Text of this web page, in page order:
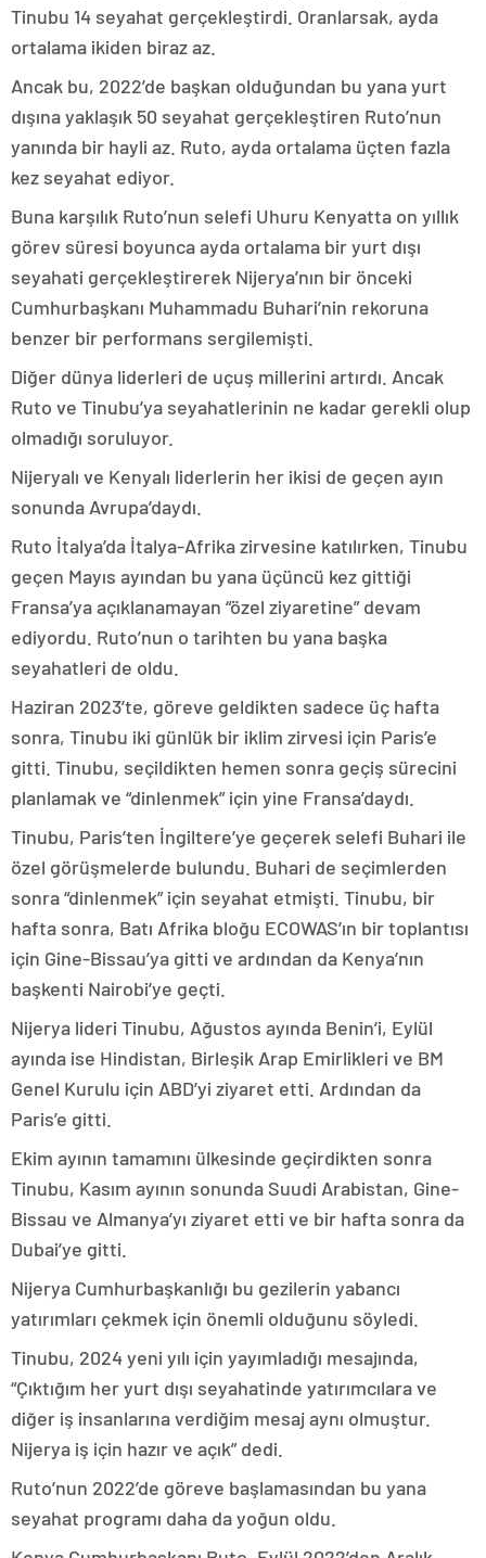
Tinubu 14 seyahat gerçekleştirdi. Oranlarsak, ayda
ortalama ikiden biraz az.
Ancak bu, 2022’de başkan olduğundan bu yana yurt
dışına yaklaşık 50 seyahat gerçekleştiren Ruto’nun
yanında bir hayli az. Ruto, ayda ortalama üçten fazla
kez seyahat ediyor.
Buna karşılık Ruto’nun selefi Uhuru Kenyatta on yıllık
görev süresi boyunca ayda ortalama bir yurt dışı
seyahati gerçekleştirerek Nijerya’nın bir önceki
Cumhurbaşkanı Muhammadu Buhari’nin rekoruna
benzer bir performans sergilemişti.
Diğer dünya liderleri de uçuş millerini artırdı. Ancak
Ruto ve Tinubu’ya seyahatlerinin ne kadar gerekli olup
olmadığı soruluyor.
Nijeryalı ve Kenyalı liderlerin her ikisi de geçen ayın
sonunda Avrupa’daydı.
Ruto İtalya’da İtalya-Afrika zirvesine katılırken, Tinubu
geçen Mayıs ayından bu yana üçüncü kez gittiği
Fransa’ya açıklanamayan “özel ziyaretine” devam
ediyordu. Ruto’nun o tarihten bu yana başka
seyahatleri de oldu.
Haziran 2023’te, göreve geldikten sadece üç hafta
sonra, Tinubu iki günlük bir iklim zirvesi için Paris’e
gitti. Tinubu, seçildikten hemen sonra geçiş sürecini
planlamak ve “dinlenmek” için yine Fransa’daydı.
Tinubu, Paris’ten İngiltere’ye geçerek selefi Buhari ile
özel görüşmelerde bulundu. Buhari de seçimlerden
sonra “dinlenmek” için seyahat etmişti. Tinubu, bir
hafta sonra, Batı Afrika bloğu ECOWAS’ın bir toplantısı
için Gine-Bissau’ya gitti ve ardından da Kenya’nın
başkenti Nairobi’ye geçti.
Nijerya lideri Tinubu, Ağustos ayında Benin’i, Eylül
ayında ise Hindistan, Birleşik Arap Emirlikleri ve BM
Genel Kurulu için ABD’yi ziyaret etti. Ardından da
Paris’e gitti.
Ekim ayının tamamını ülkesinde geçirdikten sonra
Tinubu, Kasım ayının sonunda Suudi Arabistan, Gine-
Bissau ve Almanya’yı ziyaret etti ve bir hafta sonra da
Dubai’ye gitti.
Nijerya Cumhurbaşkanlığı bu gezilerin yabancı
yatırımları çekmek için önemli olduğunu söyledi.
Tinubu, 2024 yeni yılı için yayımladığı mesajında,
“Çıktığım her yurt dışı seyahatinde yatırımcılara ve
diğer iş insanlarına verdiğim mesaj aynı olmuştur.
Nijerya iş için hazır ve açık” dedi.
Ruto’nun 2022’de göreve başlamasından bu yana
seyahat programı daha da yoğun oldu.